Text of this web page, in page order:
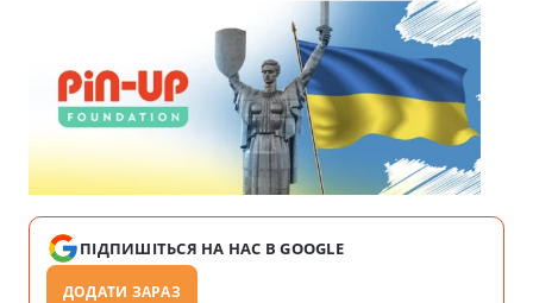
ПІДПИШІТЬСЯ НА НАС В GOOGLE
ДОДАТИ ЗАРАЗ